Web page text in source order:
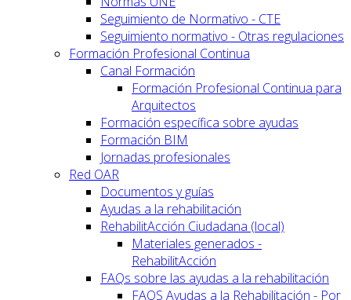
Seguimiento de Normativo - CTE
Seguimiento normativo - Otras regulaciones
Formación Profesional Continua
Canal Formación
Formación Profesional Continua para
Arquitectos
Formación específica sobre ayudas
Formación BIM
Jornadas profesionales
Red OAR
Documentos y guías
Ayudas a la rehabilitación
RehabilitAcción Ciudadana (local)
Materiales generados -
RehabilitAcción
FAQs sobre las ayudas a la rehabilitación
FAQS Ayudas a la Rehabilitación - Por